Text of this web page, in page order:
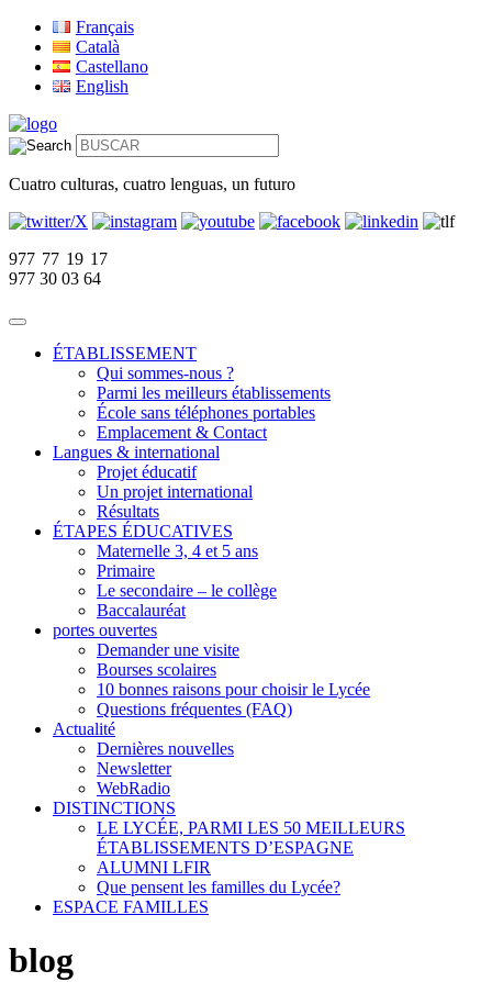
Français
Català
Castellano
English
Cuatro culturas, cuatro lenguas, un futuro
977 77 19 17
977 30 03 64
ÉTABLISSEMENT
Qui sommes-nous ?
Parmi les meilleurs établissements
École sans téléphones portables
Emplacement & Contact
Langues & international
Projet éducatif
Un projet international
Résultats
ÉTAPES ÉDUCATIVES
Maternelle 3, 4 et 5 ans
Primaire
Le secondaire – le collège
Baccalauréat
portes ouvertes
Demander une visite
Bourses scolaires
10 bonnes raisons pour choisir le Lycée
Questions fréquentes (FAQ)
Actualité
Dernières nouvelles
Newsletter
WebRadio
DISTINCTIONS
LE LYCÉE, PARMI LES 50 MEILLEURS
ÉTABLISSEMENTS D’ESPAGNE
ALUMNI LFIR
Que pensent les familles du Lycée?
ESPACE FAMILLES
blog